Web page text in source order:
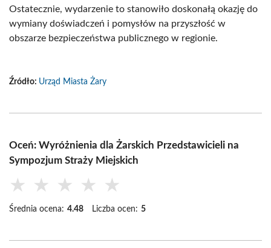
Ostatecznie, wydarzenie to stanowiło doskonałą okazję do
wymiany doświadczeń i pomysłów na przyszłość w
obszarze bezpieczeństwa publicznego w regionie.
Źródło: Urząd Miasta Żary
Oceń: Wyróżnienia dla Żarskich Przedstawicieli na
Sympozjum Straży Miejskich
★ ★ ★ ★ ★
Średnia ocena: 4.48 Liczba ocen: 5